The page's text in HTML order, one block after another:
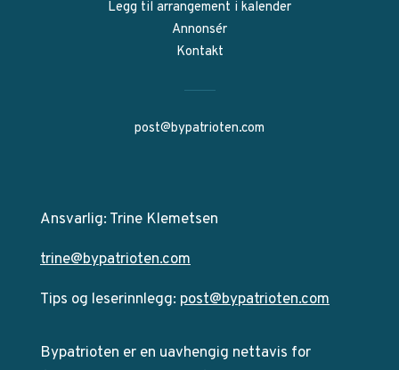
Legg til arrangement i kalender
Annonsér
Kontakt
post@bypatrioten.com
Ansvarlig: Trine Klemetsen
trine@bypatrioten.com
Tips og leserinnlegg: post@bypatrioten.com
Bypatrioten er en uavhengig nettavis for